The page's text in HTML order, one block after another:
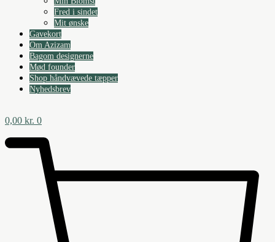
Fred i sindet
Mit ønske
Gavekort
Om Azizam
Bagom designerne
Mød founder
Shop håndvævede tæpper
Nyhedsbrev
0,00 kr. 0